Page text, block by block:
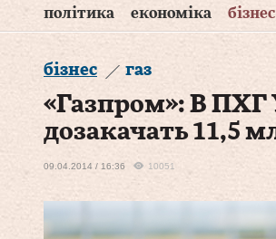
політика економіка бізнес
бізнес газ
«Газпром»: В
дозакачать 11,5
09.04.2014 / 16:36 10051